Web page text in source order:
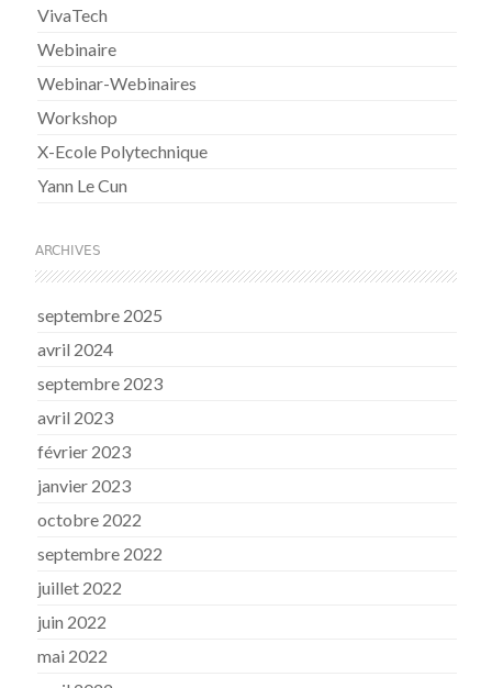
VivaTech
Webinaire
Webinar-Webinaires
Workshop
X-Ecole Polytechnique
Yann Le Cun
ARCHIVES
septembre 2025
avril 2024
septembre 2023
avril 2023
février 2023
janvier 2023
octobre 2022
septembre 2022
juillet 2022
juin 2022
mai 2022